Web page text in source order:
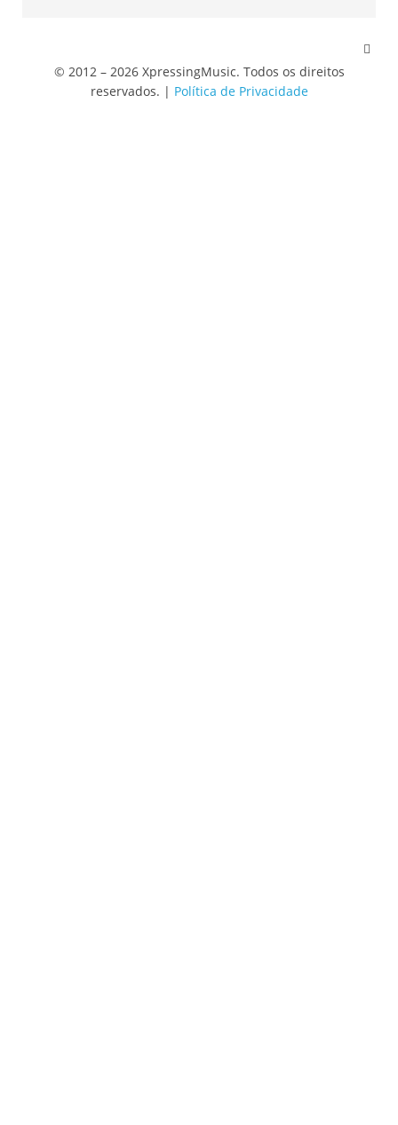
© 2012 – 2026 XpressingMusic. Todos os direitos
reservados. | Política de Privacidade